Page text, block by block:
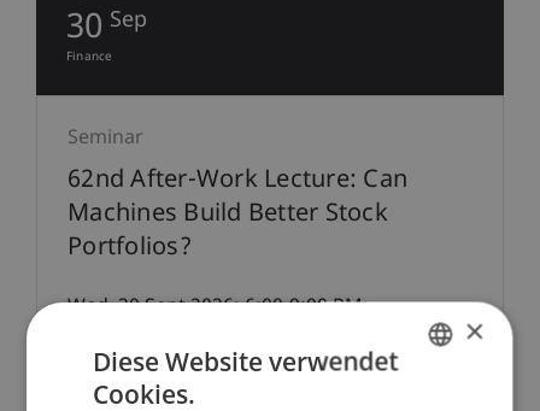
30 Sep
Finance
Seminar
62nd After-Work Lecture: Can
Machines Build Better Stock
Portfolios?
Wed, 30 Sept 2026; 6:00-9:00 PM;
×
Diese Website verwendet
Cookies.